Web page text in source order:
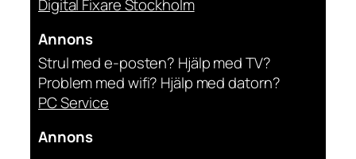
Digital Fixare Stockholm
Annons
Strul med e-posten? Hjälp med TV?
Problem med wifi? Hjälp med datorn?
PC Service
Annons